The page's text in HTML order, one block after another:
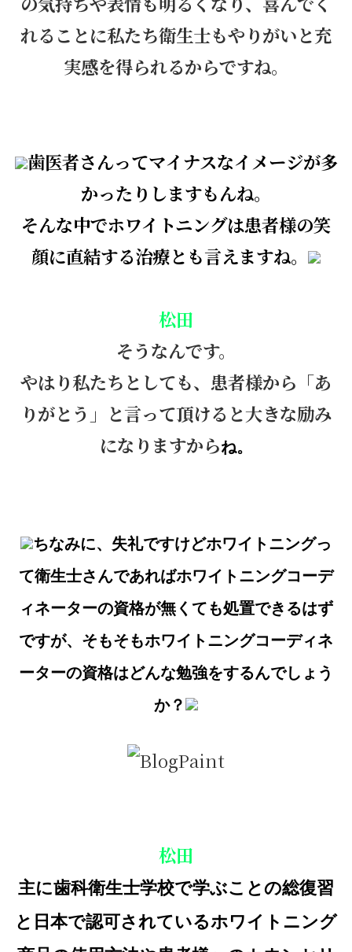
れることに私たち衛生士もやりがいと充
実感を得られるからですね。
歯医者さんってマイナスなイメージが多
かったりしますもんね。
そんな中でホワイトニングは患者様の笑
顔に直結する治療とも言えますね。
松田
そうなんです。
やはり私たちとしても、患者様から「あ
りがとう」と言って頂けると大きな励み
になりますからね。
ちなみに、失礼ですけどホワイトニングっ
て衛生士さんであればホワイトニングコーデ
ィネーターの資格が無くても処置できるはず
ですが、そもそもホワイトニングコーディネ
ーターの資格はどんな勉強をするんでしょう
か？
松田
主に歯科衛生士学校で学ぶことの総復習
と日本で認可されているホワイトニング